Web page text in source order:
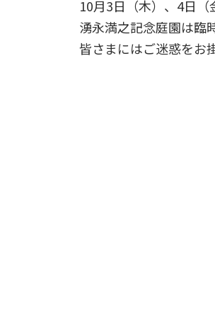
10月3日（木）、4日（
湧永満之記念庭園は臨
皆さまにはご迷惑をお